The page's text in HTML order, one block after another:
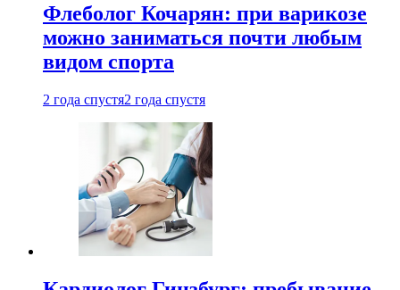
Флеболог Кочарян: при варикозе
можно заниматься почти любым
видом спорта
2 года спустя2 года спустя